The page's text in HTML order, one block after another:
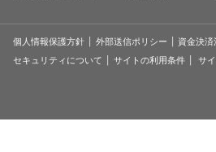
個人情報保護方針 外部送信ポリシー 資金決
セキュリティについて
サイトの利用条件 サ